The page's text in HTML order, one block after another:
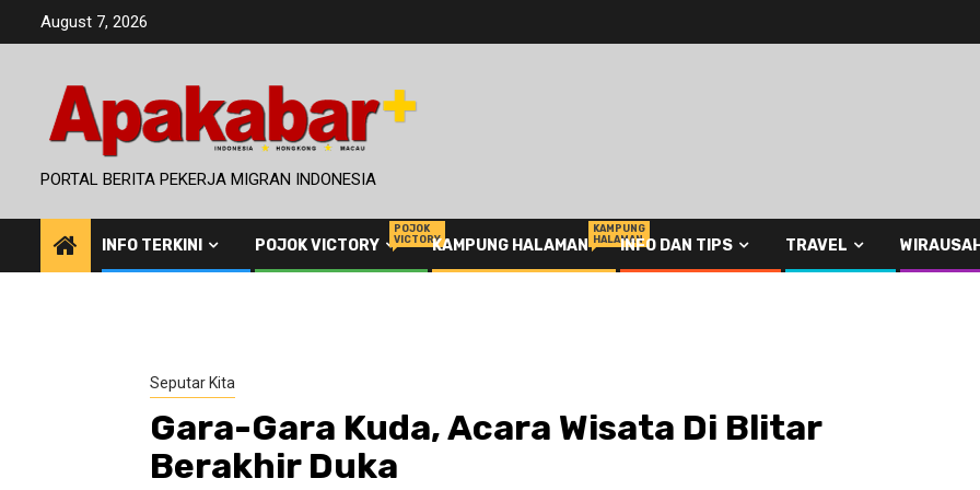
August 7, 2026
PORTAL BERITA PEKERJA MIGRAN INDONESIA
INFO TERKINI POJOK VICTORY
POJOK
VICTORYKAMPUNG HALAMAN
KAMPUNG
HALAMANINFO DAN TIPS TRAVEL
Seputar Kita
Gara-Gara Kuda, Acara Wisata Di Blitar
Berakhir Duka